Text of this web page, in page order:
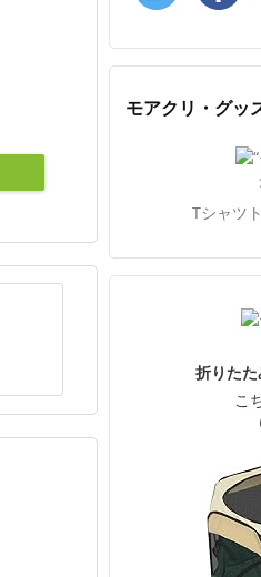
モアクリ・グッ
Tシャツ
折りた
こ